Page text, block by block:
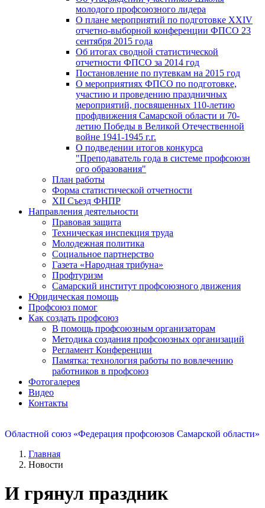
молодого профсоюзного лидера
О плане мероприятий по подготовке XXIV
отчетно-выборной конференции ФПСО 23
сентября 2015 года
Об итогах сводной статистической
отчетности ФПСО за 2014 год
Постановление по путевкам на 2015 год
О мероприятиях ФПСО по подготовке,
участию и проведению праздничных
мероприятий, посвященных 110-летию
профдвижения Самарской области и 70-
летию Победы в Великой Отечественной
войне 1941-1945 г.г.
О подведении итогов конкурса
"Преподаватель года в системе профсоюзн
ого образования"
План работы
Форма статистической отчетности
XII Съезд ФНПР
Направления деятельности
Правовая защита
Техническая инспекция труда
Молодежная политика
Социальное партнерство
Газета «Народная трибуна»
Профтуризм
Самарский институт профсоюзного движения
Юридическая помощь
Профсоюз помог
Как создать профсоюз
В помощь профсоюзным организаторам
Методика создания профсоюзных организаций
Регламент Конференции
Памятка: технология работы по вовлечению
работников в профсоюз
Фотогалерея
Видео
Контакты
Областной союз «Федерация профсоюзов Самарской области»
Главная
Новости
И грянул праздник